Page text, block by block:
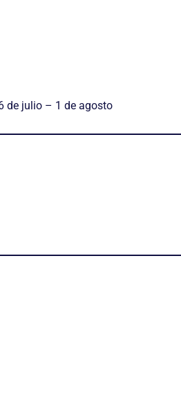
de julio – 1 de agosto